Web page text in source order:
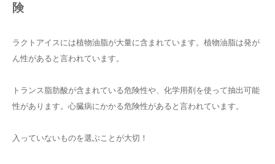
険
ラクトアイスには植物油脂が大量に含まれています。植物油脂は発が
ん性があると言われています。
トランス脂肪酸が含まれている危険性や、化学用剤を使って抽出可能
性があります。心臓病にかかる危険性があると言われています。
入っていないものを選ぶことが大切！